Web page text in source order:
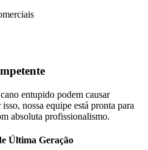
entupido podem causar
nossa equipe está pronta para
absoluta profissionalismo.
Última Geração